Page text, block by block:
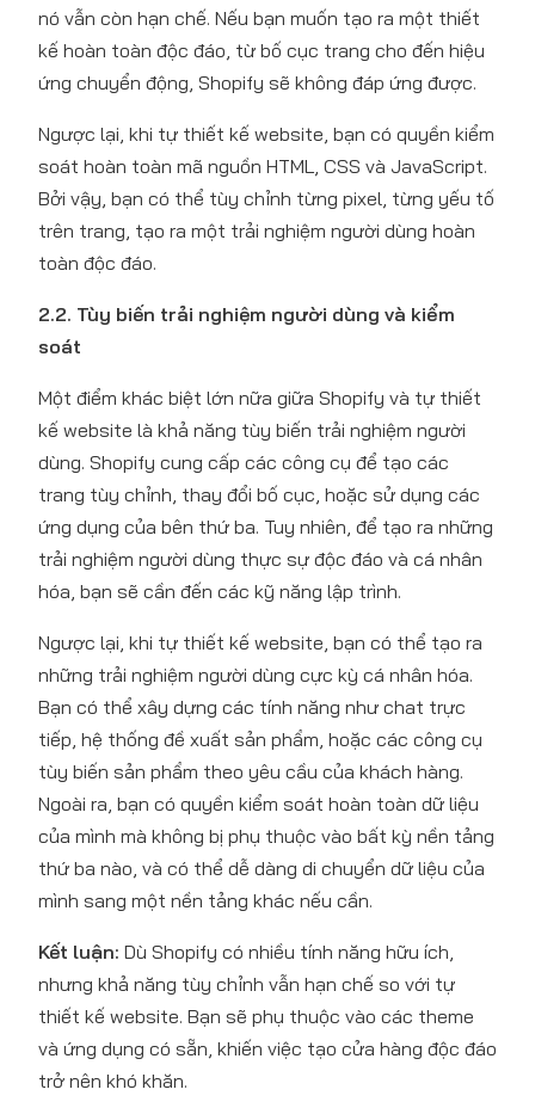
nó vẫn còn hạn chế. Nếu bạn muốn tạo ra một thiết
kế hoàn toàn độc đáo, từ bố cục trang cho đến hiệu
ứng chuyển động, Shopify sẽ không đáp ứng được.
Ngược lại, khi tự thiết kế website, bạn có quyền kiểm
soát hoàn toàn mã nguồn HTML, CSS và JavaScript.
Bởi vậy, bạn có thể tùy chỉnh từng pixel, từng yếu tố
trên trang, tạo ra một trải nghiệm người dùng hoàn
toàn độc đáo.
2.2. Tùy biến trải nghiệm người dùng và kiểm
soát
Một điểm khác biệt lớn nữa giữa Shopify và tự thiết
kế website là khả năng tùy biến trải nghiệm người
dùng. Shopify cung cấp các công cụ để tạo các
trang tùy chỉnh, thay đổi bố cục, hoặc sử dụng các
ứng dụng của bên thứ ba. Tuy nhiên, để tạo ra những
trải nghiệm người dùng thực sự độc đáo và cá nhân
hóa, bạn sẽ cần đến các kỹ năng lập trình.
Ngược lại, khi tự thiết kế website, bạn có thể tạo ra
những trải nghiệm người dùng cực kỳ cá nhân hóa.
Bạn có thể xây dựng các tính năng như chat trực
tiếp, hệ thống đề xuất sản phẩm, hoặc các công cụ
tùy biến sản phẩm theo yêu cầu của khách hàng.
Ngoài ra, bạn có quyền kiểm soát hoàn toàn dữ liệu
của mình mà không bị phụ thuộc vào bất kỳ nền tảng
thứ ba nào, và có thể dễ dàng di chuyển dữ liệu của
mình sang một nền tảng khác nếu cần.
Kết luận: Dù Shopify có nhiều tính năng hữu ích,
nhưng khả năng tùy chỉnh vẫn hạn chế so với tự
thiết kế website. Bạn sẽ phụ thuộc vào các theme
và ứng dụng có sẵn, khiến việc tạo cửa hàng độc đáo
trở nên khó khăn.